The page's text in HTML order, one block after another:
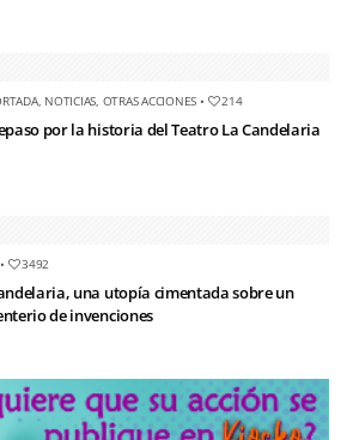
, NOTICIAS OTRAS ACCIONES • 214
por la historia del Teatro La Candelaria
• 3492
una utopía cimentada sobre un
de invenciones